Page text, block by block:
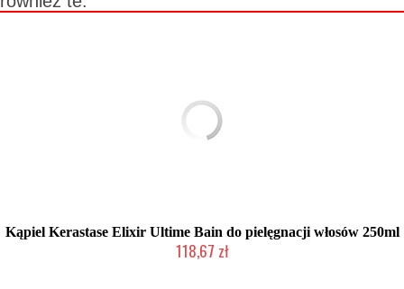
Kąpiel Kerastase Elixir Ultime Bain do pielęgnacji włosów 250ml
118,67 zł